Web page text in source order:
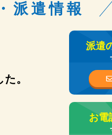
派遣情報
。
派遣
お電